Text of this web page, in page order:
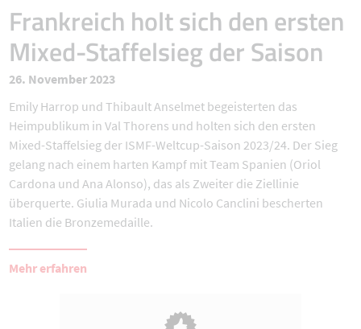
Frankreich holt sich den ersten
Mixed-Staffelsieg der Saison
26. November 2023
Emily Harrop und Thibault Anselmet begeisterten das
Heimpublikum in Val Thorens und holten sich den ersten
Mixed-Staffelsieg der ISMF-Weltcup-Saison 2023/24. Der Sieg
gelang nach einem harten Kampf mit Team Spanien (Oriol
Cardona und Ana Alonso), das als Zweiter die Ziellinie
überquerte. Giulia Murada und Nicolo Canclini bescherten
Italien die Bronzemedaille.
Mehr erfahren